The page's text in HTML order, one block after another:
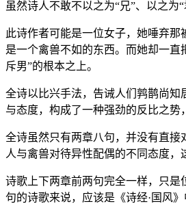
虽然诗人不敢不以之为“兄”、以之为
此诗作者可能是一位女子，她唾弃那
是一个禽兽不如的东西。而她却一
斥男”的根本之上。
全诗以比兴手法，告诫人们鹑鹊尚知
与态度，构成了一种强劲的反比之势
全诗虽然只有两章八句，并没有直
人与禽兽对待异性配偶的不同态度
诗歌上下两章前两句完全一样，只
句的诗歌来说，应该是《诗经·国风